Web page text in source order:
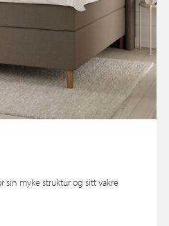
sin myke struktur og sitt vakre